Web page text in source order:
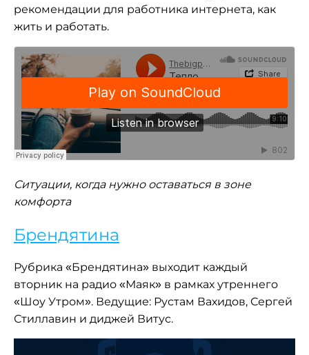
рекомендации для работника интернета, как
жить и работать.
Ситуации, когда нужно оставаться в зоне
комфорта
Брендятина
Рубрика «Брендятина» выходит каждый
вторник на радио «Маяк» в рамках утреннего
«Шоу Утром». Ведущие: Рустам Вахидов, Сергей
Стиллавин и диджей Витус.